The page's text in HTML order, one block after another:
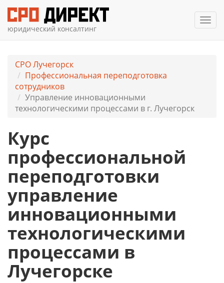
юридический консалтинг
СРО Лучегорск
Профессиональная переподготовка
сотрудников
Управление инновационными
технологическими процессами в г. Лучегорск
Курс
профессиональной
переподготовки
управление
инновационными
технологическими
процессами в
Лучегорске